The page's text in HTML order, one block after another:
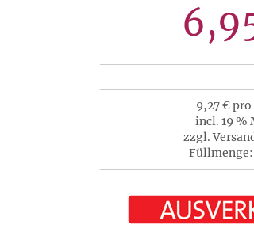
9,27 €
incl. 19 %
zzgl.
Füllmenge: